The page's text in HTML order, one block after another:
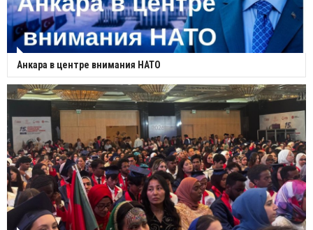
Анкара в центре внимания НАТО